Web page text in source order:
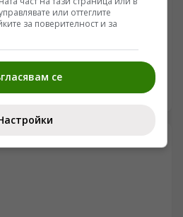
за фронта
промени от 4 август,
ръководство, разширяват
сред лишените от
договори с
на военния модел,
или оттеглите
за поверителност и за
се